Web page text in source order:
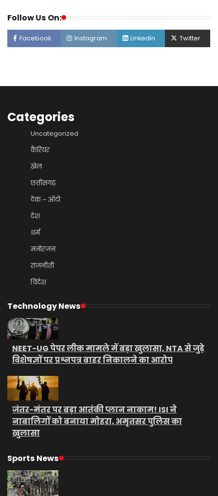
Follow Us On:
Facebook Instagram Linkedin Twitter
Categories
Uncategorized
कैरियर
खेल
छत्तीसगढ़
टेक – ऑटो
देश
धर्म
मनोरंजन
राजनीती
विदेश
Technology News
NEET-UG पेपर लीक मामले में बड़ा खुलासा, NTA से जुड़े
विशेषज्ञों पर प्रश्नपत्र बाहर निकालने का आरोप
जंतर-मंतर पर बड़ा आतंकी प्लान नाकाम! ISI ने
नाबालिगों को बनाया मोहरा, अमृतसर पुलिस का
खुलासा
Sports News